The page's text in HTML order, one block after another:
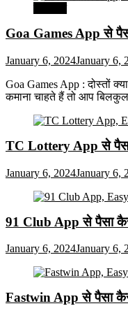
Goa Games App से
January 6, 2024January 6,
Goa Games App : दोस्तों
कमाना चाहते हैं तो आप
TC Lottery App से
January 6, 2024January 6,
91 Club App से पैसा
January 6, 2024January 6,
Fastwin App से पैसा